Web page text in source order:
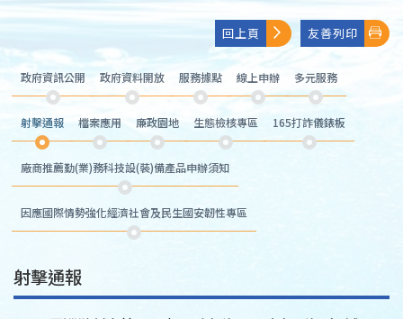
回上頁 友善列印
政府資訊公開 政府資料開放 服務據點 線上申辦 多元服務
射擊通報 檔案應用 廉政園地 生態檢核專區 165打詐儀錶板
廠商推薦勤(業)務科技設(裝)備產品申辦須知
因應國際情勢強化經濟社會及民生國安韌性專區
射擊通報